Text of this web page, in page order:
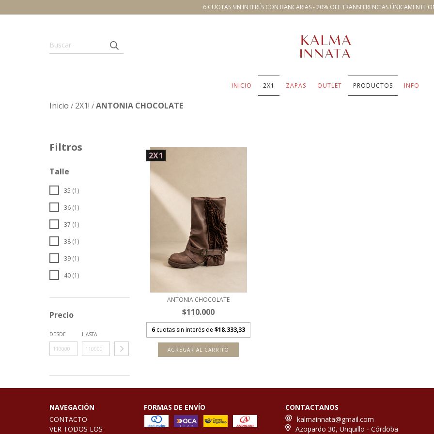
6 CUOTAS SIN INTERÉS CON BANCARIAS - 20% OFF TRANSFERENCIAS ÚNICAMENTE
INICIO 2X1 ZAPAS OUTLET PRODUCTOS INFO
Inicio / 2X1! / ANTONIA CHOCOLATE
Filtros
Talle
35 (1)
36 (1)
37 (1)
38 (1)
39 (1)
40 (1)
Precio
DESDE HASTA
2X1
ANTONIA CHOCOLATE
$110.000
6 cuotas sin interés de$18.333,33
AGREGAR AL CARRITO
NAVEGACIÓN
CONTACTO
VER TODOS LOS
FORMAS DE ENVÍO
CONTACTANOS
kalmainnata@gmail.com
Azopardo 30, Unquillo - Córdoba